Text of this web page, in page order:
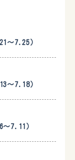
〜7.25）
〜7.18）
7.11）